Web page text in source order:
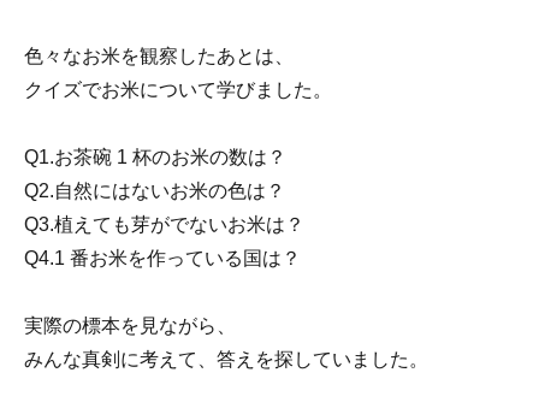
色々なお米を観察したあとは、
クイズでお米について学びました。
Q1.お茶碗 1 杯のお米の数は？
Q2.自然にはないお米の色は？
Q3.植えても芽がでないお米は？
Q4.1 番お米を作っている国は？
実際の標本を見ながら、
みんな真剣に考えて、答えを探していました。